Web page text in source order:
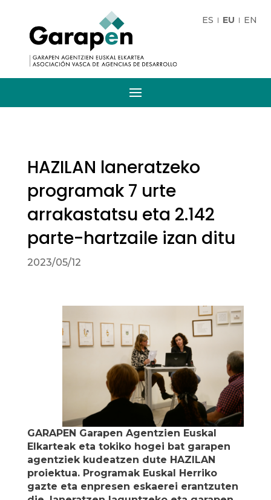
ES EU EN
HAZILAN laneratzeko
programak 7 urte
arrakastatsu eta 2.142
parte-hartzaile izan ditu
2023/05/12
GARAPEN Garapen Agentzien Euskal
Elkarteak eta tokiko hogei bat garapen
agentziek kudeatzen dute HAZILAN
proiektua. Programak Euskal Herriko
gazte eta enpresen eskaerei erantzuten